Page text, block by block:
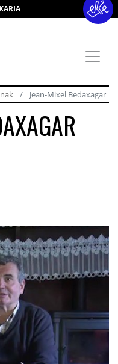
Jean-Mixel Bedaxagar